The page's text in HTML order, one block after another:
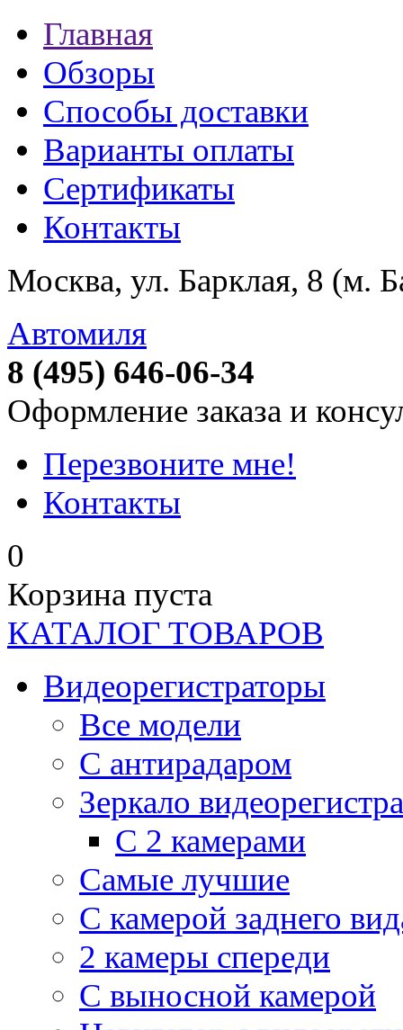
Главная
Обзоры
Способы доставки
Варианты оплаты
Сертификаты
Контакты
Москва, ул. Барклая, 8 (м.
Автомиля
8 (495) 646-06-34
Оформление заказа и
Перезвоните мне!
Контакты
0
Корзина пуста
КАТАЛОГ ТОВАРОВ
Видеорегистраторы
Все модели
C антирадаром
Зеркало
С 2 камерами
Самые лучшие
С камерой заднего
2 камеры спереди
С выносной камерой